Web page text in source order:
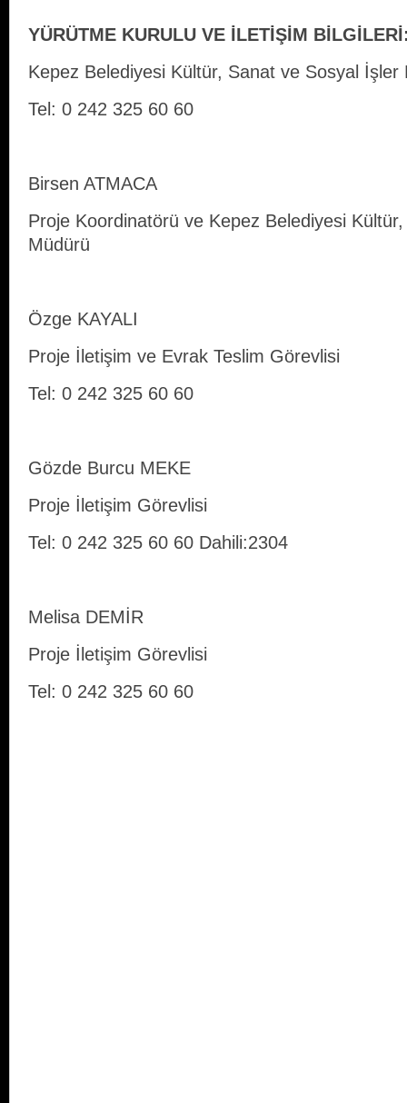
YÜRÜTME KURULU VE İLETİŞİM
Kepez Belediyesi Kültür, Sanat ve Sosyal İşler
Tel: 0 242 325 60 60
Birsen ATMACA
Proje Koordinatörü ve Kepez Belediyesi
Müdürü
Özge KAYALI
Proje İletişim ve Evrak Teslim Görevlisi
Tel: 0 242 325 60 60
Gözde Burcu MEKE
Proje İletişim Görevlisi
Tel: 0 242 325 60 60 Dahili:2304
Melisa DEMİR
Proje İletişim Görevlisi
Tel: 0 242 325 60 60